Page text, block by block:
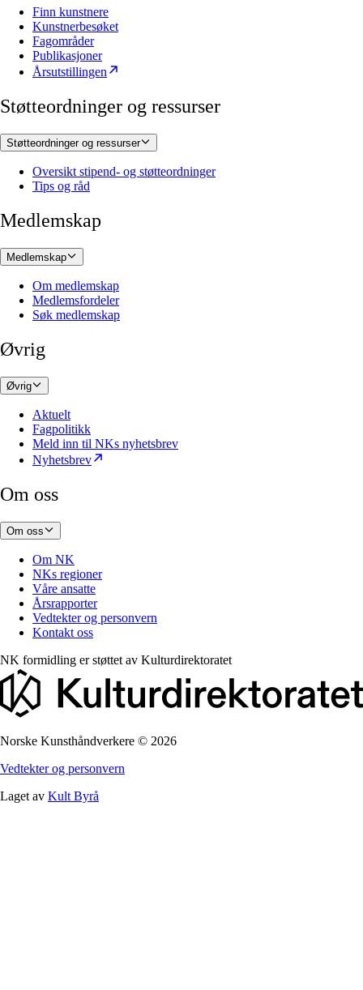
Finn kunstnere
Kunstnerbesøket
Fagområder
Publikasjoner
Årsutstillingen
Støtteordninger og ressurser
Støtteordninger og ressurser
Oversikt stipend- og støtteordninger
Tips og råd
Medlemskap
Medlemskap
Om medlemskap
Medlemsfordeler
Søk medlemskap
Øvrig
Øvrig
Aktuelt
Fagpolitikk
Meld inn til NKs nyhetsbrev
Nyhetsbrev
Om oss
Om oss
Om NK
NKs regioner
Våre ansatte
Årsrapporter
Vedtekter og personvern
Kontakt oss
NK formidling er støttet av Kulturdirektoratet
Norske Kunsthåndverkere © 2026
Vedtekter og personvern
Laget av Kult Byrå